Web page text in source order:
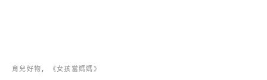
育兒好物 《女孩當媽媽》